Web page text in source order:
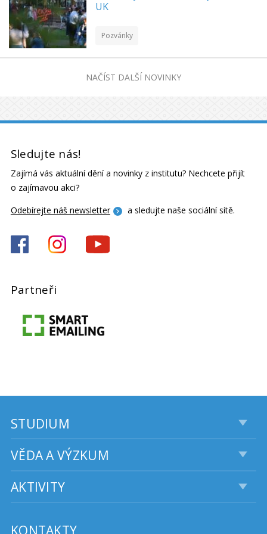
UK
Pozvánky
NAČÍST DALŠÍ NOVINKY
Sledujte nás!
Zajímá vás aktuální dění a novinky z institutu? Nechcete přijít
o zajímavou akci?
Odebírejte náš newsletter
a sledujte naše sociální sítě.
Partneři
STUDIUM
VĚDA A VÝZKUM
AKTIVITY
KONTAKTY